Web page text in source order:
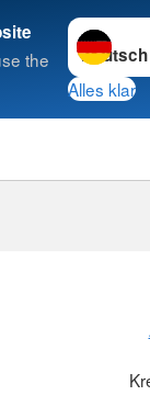
the
Sprache
Alles klar